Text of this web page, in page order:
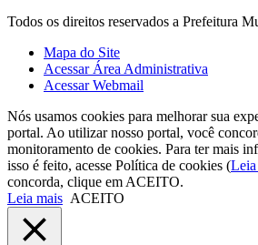
Todos os direitos reservados a Prefeitura
Mapa do Site
Acessar Área Administrativa
Acessar Webmail
Nós usamos cookies para melhorar sua
portal. Ao utilizar nosso portal, você
monitoramento de cookies. Para ter mais
isso é feito, acesse Política de cookies (
concorda, clique em ACEITO.
Leia mais ACEITO